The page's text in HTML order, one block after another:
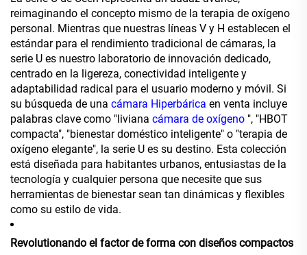
reimaginando el concepto mismo de la terapia de oxígeno
personal. Mientras que nuestras líneas V y H establecen el
estándar para el rendimiento tradicional de cámaras, la
serie U es nuestro laboratorio de innovación dedicado,
centrado en la ligereza, conectividad inteligente y
adaptabilidad radical para el usuario moderno y móvil. Si
su búsqueda de una cámara Hiperbárica en venta incluye
palabras clave como "liviana cámara de oxígeno ", "HBOT
compacta", "bienestar doméstico inteligente" o "terapia de
oxígeno elegante", la serie U es su destino. Esta colección
está diseñada para habitantes urbanos, entusiastas de la
tecnología y cualquier persona que necesite que sus
herramientas de bienestar sean tan dinámicas y flexibles
como su estilo de vida.
Revolutionando el factor de forma con diseños compactos